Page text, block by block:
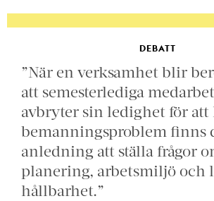
DEBATT
”När en verksamhet blir
att semesterlediga
avbryter sin ledighet för att
bemanningsproblem finns
anledning att ställa frågor
planering, arbetsmiljö och
hållbarhet.”